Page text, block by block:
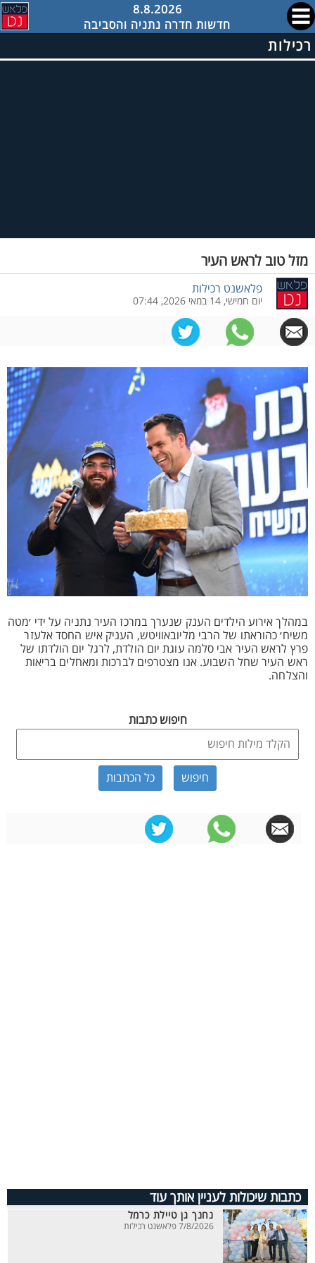
8.8.2026
חדשות חדרה נתניה והסביבה
רכילות
מזל טוב לראש העיר
פלאשנט רכילות
יום חמישי, 14 במאי 2026, 07:44
במהלך אירוע הילדים הענק שנערך במרכז העיר נתניה על ידי ׳מטה
משיח׳ כהוראתו של הרבי מליובאוויטש, העניק איש החסד אלעזר
פרץ לראש העיר אבי סלמה עוגת יום הולדת, לרגל יום הולדתו של
ראש העיר שחל השבוע. אנו מצטרפים לברכות ומאחלים בריאות
והצלחה.
חיפוש כתבות
כל הכתבות
כתבות שיכולות לעניין אותך עוד
נחנך גן טיילת כרמל
7/8/2026 פלאשנט רכילות